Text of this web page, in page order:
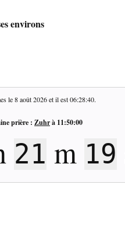
environs
le8 août 2026et il est06:28:41.
prière : Zuhrà 11:50:00
21 m 18